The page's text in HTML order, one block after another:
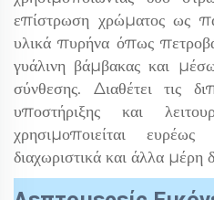
επίστρωση χρώματος ως
υλικά πυρήνα όπως
γυάλινη βάμβακας και
σύνθεσης. Διαθέτει τις
υποστήριξης και
χρησιμοποιείται
διαχωριστικά και άλλα μέρη